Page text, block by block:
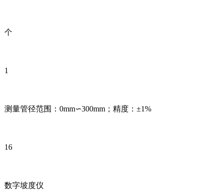
个
1
测量管径范围：0mm∽300mm；精度：±1%
16
数字坡度仪